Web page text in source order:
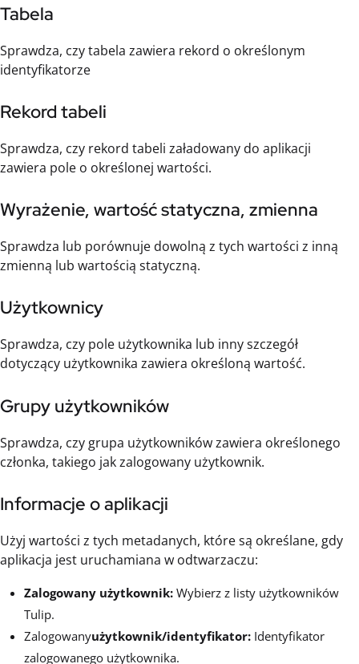
Tabela
Sprawdza, czy tabela zawiera rekord o określonym
identyfikatorze
Rekord tabeli
Sprawdza, czy rekord tabeli załadowany do aplikacji
zawiera pole o określonej wartości.
Wyrażenie, wartość statyczna, zmienna
Sprawdza lub porównuje dowolną z tych wartości z inną
zmienną lub wartością statyczną.
Użytkownicy
Sprawdza, czy pole użytkownika lub inny szczegół
dotyczący użytkownika zawiera określoną wartość.
Grupy użytkowników
Sprawdza, czy grupa użytkowników zawiera określonego
członka, takiego jak zalogowany użytkownik.
Informacje o aplikacji
Użyj wartości z tych metadanych, które są określane, gdy
aplikacja jest uruchamiana w odtwarzaczu:
Zalogowany użytkownik: Wybierz z listy użytkowników
Tulip.
Zalogowanyużytkownik/identyfikator: Identyfikator
zalogowanego użytkownika.